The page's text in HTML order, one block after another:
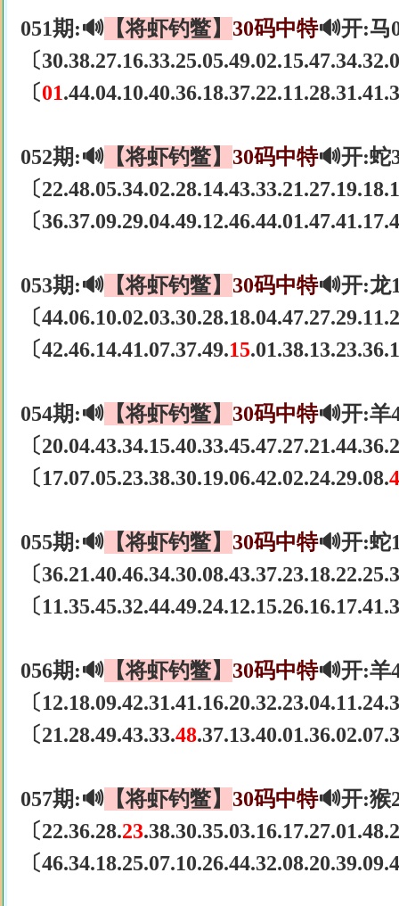
051期:🔊 【将虾钓鳖】 30码中特🔊开:马
〔
〔01
052期:🔊 【将虾钓鳖】 30码中特🔊开:蛇
〔
〔
053期:🔊 【将虾钓鳖】 30码中特🔊开:龙
〔
〔42.46.14.41.07.37.49.15
054期:🔊 【将虾钓鳖】 30码中特🔊开:羊
〔
〔17.07.05.23.38.30.19.06.42.02.24.29.08.
055期:🔊 【将虾钓鳖】 30码中特🔊开:蛇
〔
〔
056期:🔊 【将虾钓鳖】 30码中特🔊开:羊
〔
〔21.28.49.43.33.48
057期:🔊 【将虾钓鳖】 30码中特🔊开:猴
〔22.36.28.23
〔